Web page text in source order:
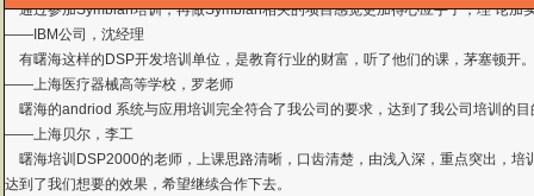
有曙海这样的DSP开发培训单位，是教育行业的财富，听了他们的课，茅塞顿开。
——上海医疗器械高等学校，罗老师
曙海的andriod 系统与应用培训完全符合了我公司的要求，达到了我公司培训的
——上海贝尔，李工
曙海培训DSP2000的老师，上课思路清晰，口齿清楚，由浅入深，重点突出，培
达到了我们想要的效果，希望继续合作下去。
——中国电子科技集团技术部主任 马工
曙海的FPGA 培训很好地填补了高校FPGA培训空白，不错。总之，有利于学生